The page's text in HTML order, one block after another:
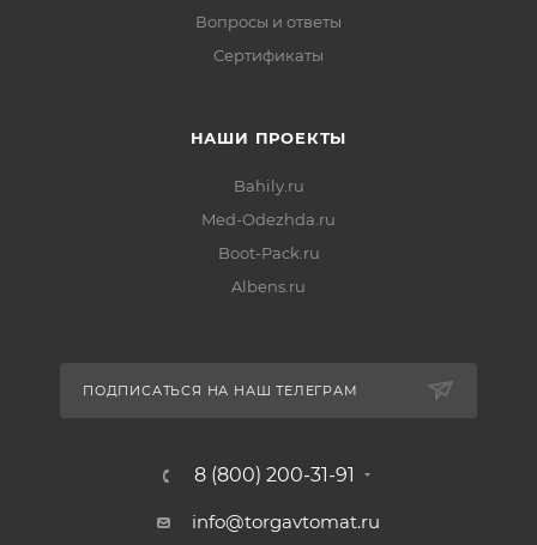
Вопросы и ответы
Сертификаты
НАШИ ПРОЕКТЫ
Bahily.ru
Med-Odezhda.ru
Boot-Pack.ru
Albens.ru
ПОДПИСАТЬСЯ НА НАШ ТЕЛЕГРАМ
8 (800) 200-31-91
info@torgavtomat.ru